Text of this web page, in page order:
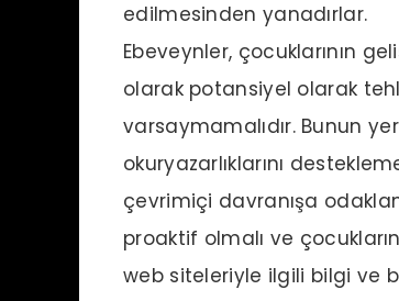
edilmesinden yanadırlar.
Ebeveynler, çocuklarının
olarak potansiyel olarak
varsaymamalıdır. Bunun
okuryazarlıklarını
çevrimiçi davranışa
proaktif olmalı ve
web siteleriyle ilgili bilgi ve